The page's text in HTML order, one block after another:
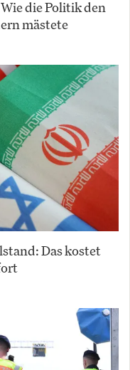
die Politik den
mästete
Das kostet